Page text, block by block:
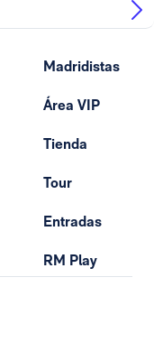
Madridistas
Área VIP
Tienda
Tour
Entradas
RM Play